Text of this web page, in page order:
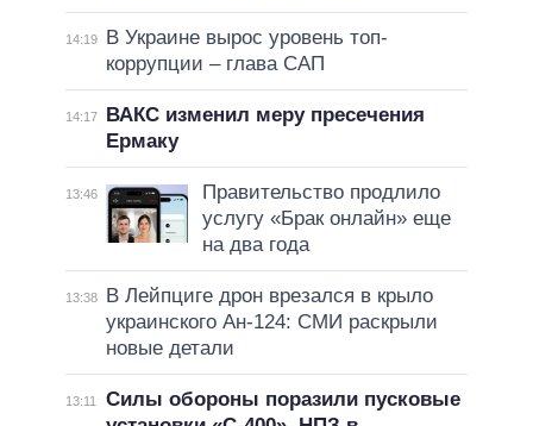
14:19
В Украине вырос уровень топ-
коррупции – глава САП
14:17
ВАКС изменил меру пресечения
Ермаку
13:46
Правительство продлило
услугу «Брак онлайн» еще
на два года
13:38
В Лейпциге дрон врезался в крыло
украинского Ан-124: СМИ раскрыли
новые детали
13:11
Силы обороны поразили пусковые